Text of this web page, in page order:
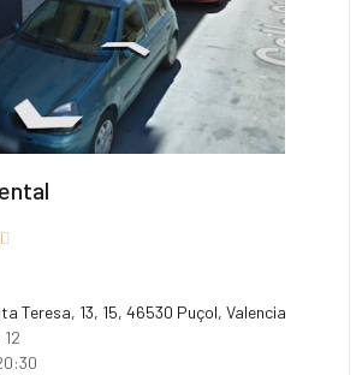

Teresa, 13, 15, 46530 Puçol, Valencia